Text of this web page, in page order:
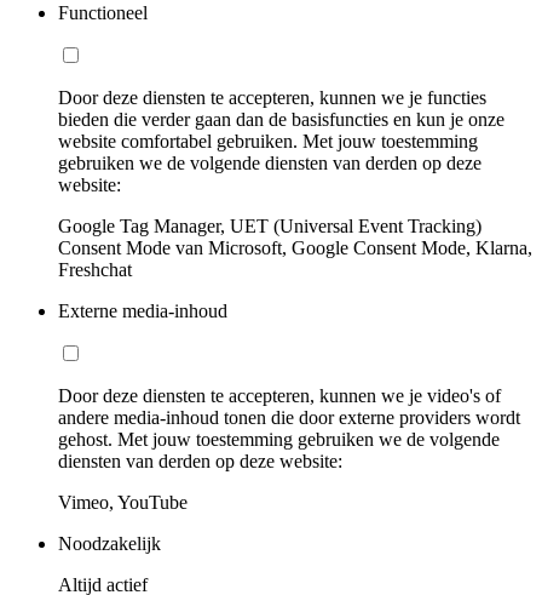
Functioneel
Door deze diensten te accepteren, kunnen we je functies
bieden die verder gaan dan de basisfuncties en kun je onze
website comfortabel gebruiken. Met jouw toestemming
gebruiken we de volgende diensten van derden op deze
website:
Google Tag Manager, UET (Universal Event Tracking)
Consent Mode van Microsoft, Google Consent Mode, Klarna,
Freshchat
Externe media-inhoud
Door deze diensten te accepteren, kunnen we je video's of
andere media-inhoud tonen die door externe providers wordt
gehost. Met jouw toestemming gebruiken we de volgende
diensten van derden op deze website:
Vimeo, YouTube
Noodzakelijk
Altijd actief